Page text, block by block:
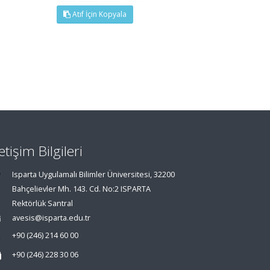
Atıf İçin Kopyala
Bilgileri
Isparta Uygulamalı Bilimler Üniversitesi, 32200
Bahçelievler Mh. 143. Cd. No:2 ISPARTA
Rektörlük Santral
avesis@isparta.edu.tr
+90 (246) 214 60 00
+90 (246) 228 30 06